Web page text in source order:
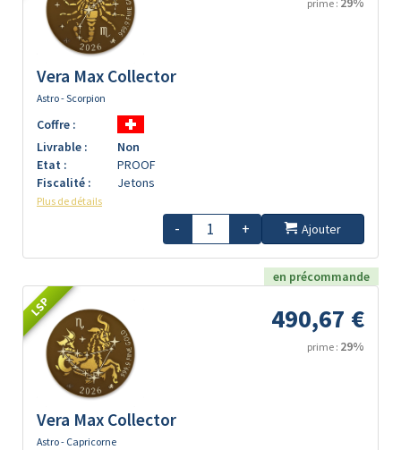
prime :
Vera Max Collector
Astro - Scorpion
Coffre :
Livrable :
Non
Etat :
PROOF
Fiscalité :
Jetons
Plus de détails
- + Ajouter
en précommande
LSP 490,67 €
prime : 29%
Vera Max Collector
Astro - Capricorne